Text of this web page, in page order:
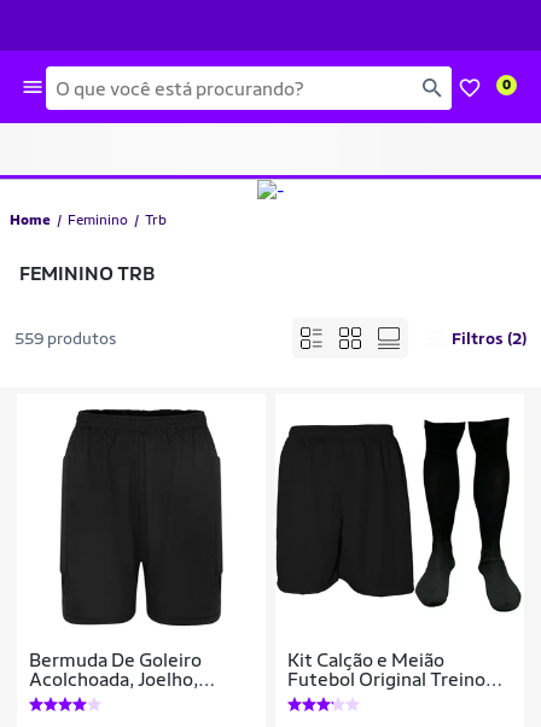
Busca 0
Home Feminino Trb
FEMININO TRB
559 produtos Filtros (2)
Bermuda De Goleiro
Acolchoada, Joelho,
Lateral Reforçada
Kit Calção e Meião
Futebol Original Treino
Adulto